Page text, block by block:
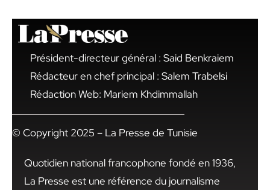
Président-directeur général : Said Benkraiem
Rédacteur en chef principal : Salem Trabelsi
Rédaction Web: Mariem Khdimmallah
© Copyright 2025 – La Presse de Tunisie
Quotidien national francophone fondé en 1936,
La Presse est une référence du journalisme